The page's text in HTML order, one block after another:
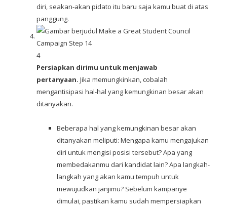
diri, seakan-akan pidato itu baru saja kamu buat di atas
panggung.
4
Persiapkan dirimu untuk menjawab
pertanyaan. Jika memungkinkan, cobalah
mengantisipasi hal-hal yang kemungkinan besar akan
ditanyakan.
Beberapa hal yang kemungkinan besar akan
ditanyakan meliputi: Mengapa kamu mengajukan
diri untuk mengisi posisi tersebut? Apa yang
membedakanmu dari kandidat lain? Apa langkah-
langkah yang akan kamu tempuh untuk
mewujudkan janjimu? Sebelum kampanye
dimulai, pastikan kamu sudah mempersiapkan